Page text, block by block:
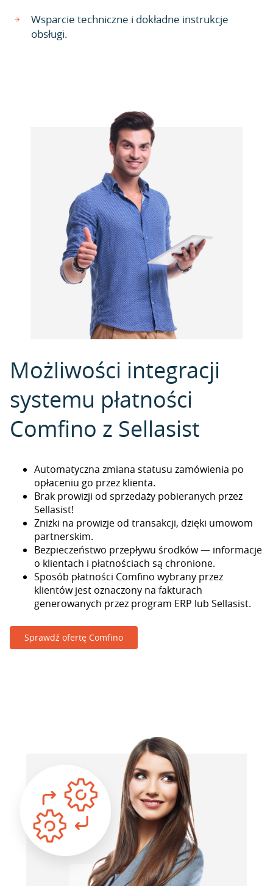
Wsparcie techniczne i dokładne instrukcje
obsługi.
Możliwości integracji
systemu płatności
Comfino z Sellasist
Automatyczna zmiana statusu zamówienia po
opłaceniu go przez klienta.
Brak prowizji od sprzedaży pobieranych przez
Sellasist!
Zniżki na prowizje od transakcji, dzięki umowom
partnerskim.
Bezpieczeństwo przepływu środków — informacje
o klientach i płatnościach są chronione.
Sposób płatności Comfino wybrany przez
klientów jest oznaczony na fakturach
generowanych przez program ERP lub Sellasist.
Sprawdź ofertę Comfino